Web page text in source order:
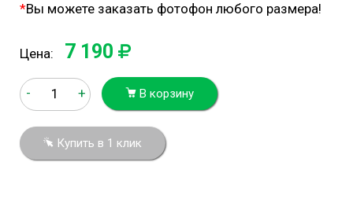
*Вы можете заказать фотофон любого размера!
Цена: 7 190
- + В корзину
Купить в 1 клик